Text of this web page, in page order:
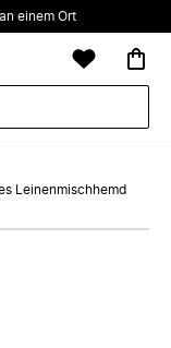
einem Ort
Leinenmischhemd